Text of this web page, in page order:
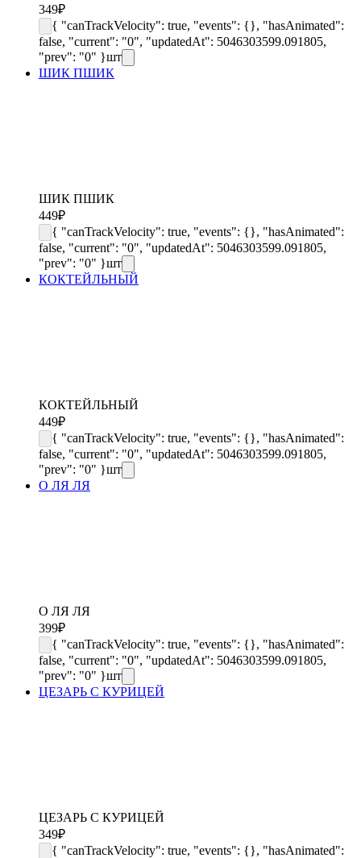
349₽
{ "canTrackVelocity": true, "events": {}, "hasAnimated":
false, "current": "0", "updatedAt": 5046303599.091805,
"prev": "0" }шт
ШИК ПШИК
ШИК ПШИК
449₽
{ "canTrackVelocity": true, "events": {}, "hasAnimated":
false, "current": "0", "updatedAt": 5046303599.091805,
"prev": "0" }шт
КОКТЕЙЛЬНЫЙ
КОКТЕЙЛЬНЫЙ
449₽
{ "canTrackVelocity": true, "events": {}, "hasAnimated":
false, "current": "0", "updatedAt": 5046303599.091805,
"prev": "0" }шт
О ЛЯ ЛЯ
О ЛЯ ЛЯ
399₽
{ "canTrackVelocity": true, "events": {}, "hasAnimated":
false, "current": "0", "updatedAt": 5046303599.091805,
"prev": "0" }шт
ЦЕЗАРЬ С КУРИЦЕЙ
ЦЕЗАРЬ С КУРИЦЕЙ
349₽
{ "canTrackVelocity": true, "events": {}, "hasAnimated":